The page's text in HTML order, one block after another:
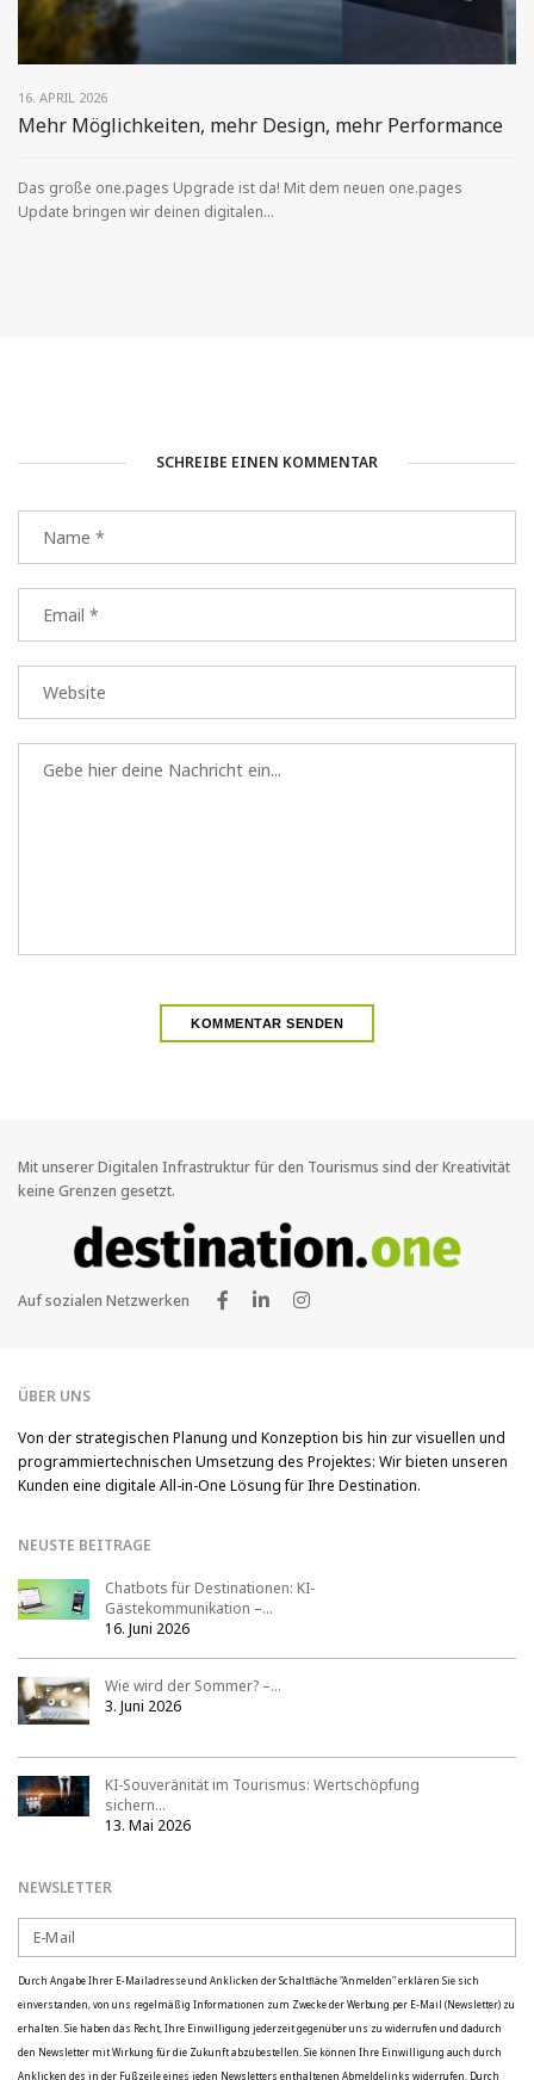
16. APRIL 2026
Mehr Möglichkeiten, mehr Design, mehr Performance
Das große one.pages Upgrade ist da! Mit dem neuen one.pages
Update bringen wir deinen digitalen...
SCHREIBE EINEN KOMMENTAR
Mit unserer Digitalen Infrastruktur für den Tourismus sind der Kreativität
keine Grenzen gesetzt.
Auf sozialen Netzwerken
ÜBER UNS
Von der strategischen Planung und Konzeption bis hin zur visuellen und
programmiertechnischen Umsetzung des Projektes: Wir bieten unseren
Kunden eine digitale All-in-One Lösung für Ihre Destination.
NEUSTE BEITRAGE
Chatbots für Destinationen: KI-
Gästekommunikation –…
16. Juni 2026
Wie wird der Sommer? –…
3. Juni 2026
KI-Souveränität im Tourismus: Wertschöpfung
sichern…
13. Mai 2026
NEWSLETTER
Durch Angabe Ihrer E-Mailadresse und Anklicken der Schaltfläche "Anmelden" erklären Sie sich
einverstanden, von uns regelmäßig Informationen zum Zwecke der Werbung per E-Mail (Newsletter) zu
erhalten. Sie haben das Recht, Ihre Einwilligung jederzeit gegenüber uns zu widerrufen und dadurch
den Newsletter mit Wirkung für die Zukunft abzubestellen. Sie können Ihre Einwilligung auch durch
Anklicken des in der Fußzeile eines jeden Newsletters enthaltenen Abmeldelinks widerrufen. Durch